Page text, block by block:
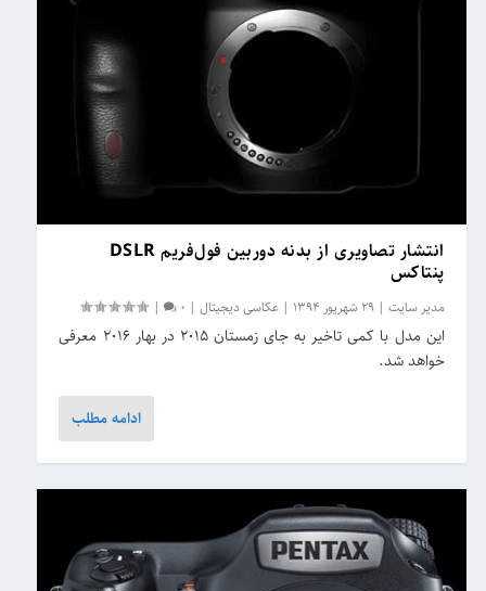
انتشار تصاویری از بدنه دوربین فول‌فریم DSLR
پنتاکس
مدیر سایت |29 شهریور 1394 |عکاسی دیجیتال |
0
|
این مدل با کمی تاخیر به جای زمستان ۲۰۱۵ در بهار ۲۰۱۶ معرفی
خواهد شد.
ادامه مطلب